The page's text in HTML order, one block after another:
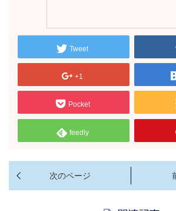
Tweet
+1
Pocket
feedly